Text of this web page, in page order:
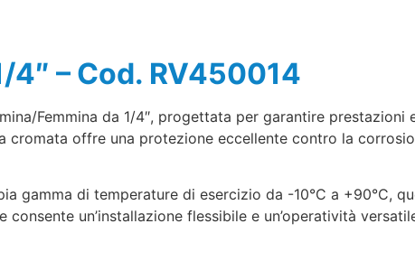
4″ – Cod. RV450014
Femmina da 1/4″, progettata per garantire
cromata offre una protezione eccellente contro la
gamma di temperature di esercizio da -10°C a +90°C,
un’installazione flessibile e un’operatività